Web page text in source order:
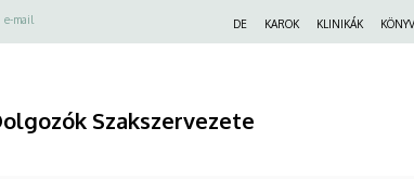
e-mail DE KAROK KLINIKÁK
Szakszervezete